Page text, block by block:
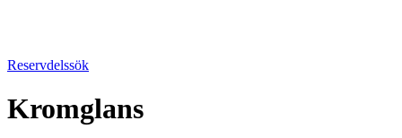
Reservdelssök
Kromglans